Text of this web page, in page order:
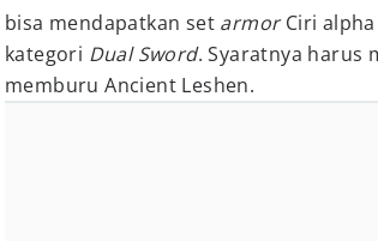
bisa mendapatkan set armorCiri
kategori Dual Sword. Syaratnya harus
memburu Ancient Leshen.